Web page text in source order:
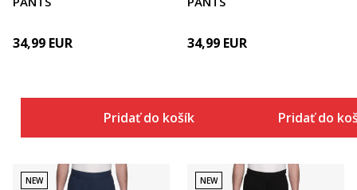
34,99 EUR
Pridať do košíka
34,99 EUR
Pridať do
NEW NEW